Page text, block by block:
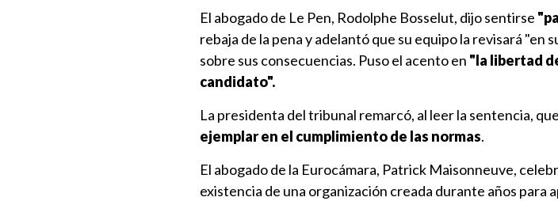
El abogado de Le Pen, Rodolphe Bosselut, dijo sentirse
rebaja de la pena y adelantó que su equipo la revisará "en
sobre sus consecuencias. Puso el acento en "la libertad
candidato".
La presidenta del tribunal remarcó, al leer la sentencia, que
ejemplar en el cumplimiento de las normas.
El abogado de la Eurocámara, Patrick Maisonneuve,
existencia de una organización creada durante años para